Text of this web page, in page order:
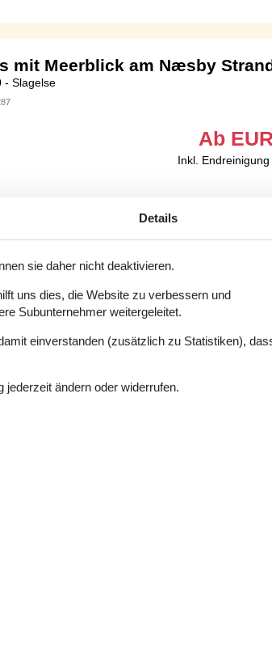
mit Meerblick am Næsby
- Slagelse
Ab EUR
Inkl.
Entfernung Wasser
Ambiente und durchdachter Einrichtung. Das
Aussicht. Der große Aufenthaltsraum
Meerblick und Strandlage
besticht nicht nur durch seine wunderschöne
schweifen lassen. Spielen Sie eine Runde
Details
sie daher nicht deaktivieren.
uns dies, die Website zu verbessern und
Subunternehmer weitergeleitet.
einverstanden (zusätzlich zu Statistiken),
jederzeit ändern oder widerrufen.